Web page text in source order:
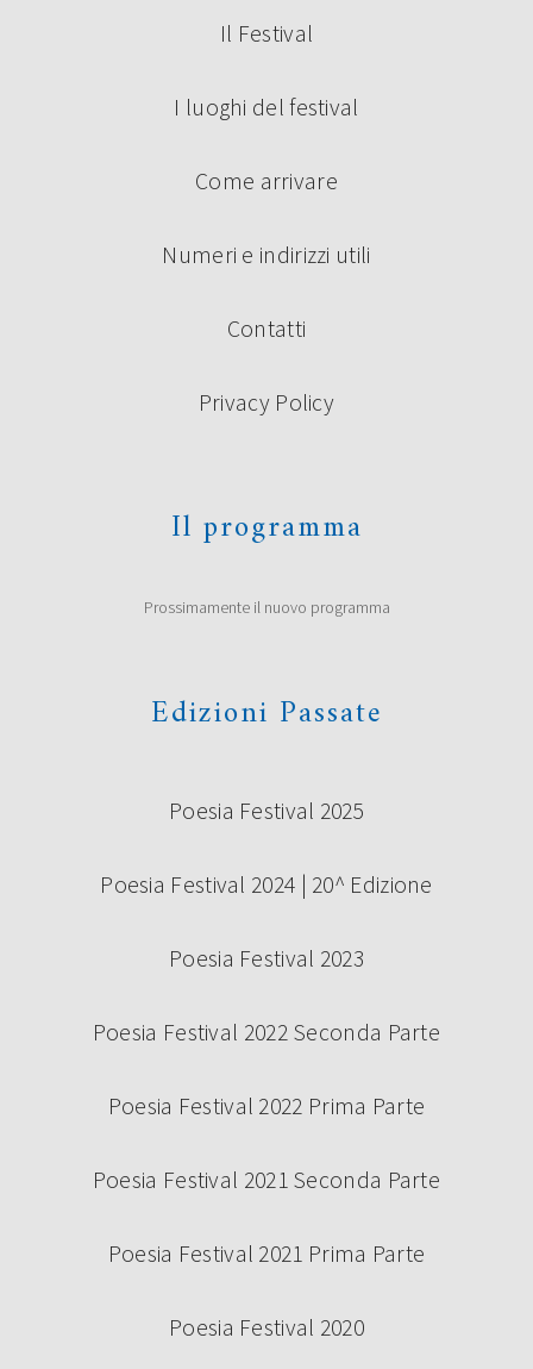
Il Festival
I luoghi del festival
Come arrivare
Numeri e indirizzi utili
Contatti
Privacy Policy
Il programma
Prossimamente il nuovo programma
Edizioni Passate
Poesia Festival 2025
Poesia Festival 2024 | 20^ Edizione
Poesia Festival 2023
Poesia Festival 2022 Seconda Parte
Poesia Festival 2022 Prima Parte
Poesia Festival 2021 Seconda Parte
Poesia Festival 2021 Prima Parte
Poesia Festival 2020